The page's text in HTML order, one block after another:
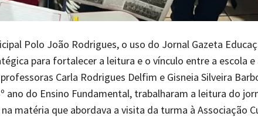
Polo João Rodrigues, o uso do Jornal Gazeta
para fortalecer a leitura e o vínculo entre a escola e
Carla Rodrigues Delfim e Gisneia Silveira
ano do Ensino Fundamental, trabalharam a leitura do
matéria que abordava a visita da turma à Associação